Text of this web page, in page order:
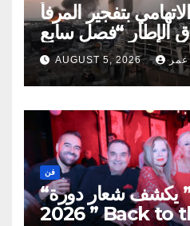
بتفجير المرفأ
الإطار “فصل سابع
ونصف”
AUGUST 5, 2026 عمر
فن
“الموركس دور” يكشف شعار دورة
2026 ” Back to the Roots…